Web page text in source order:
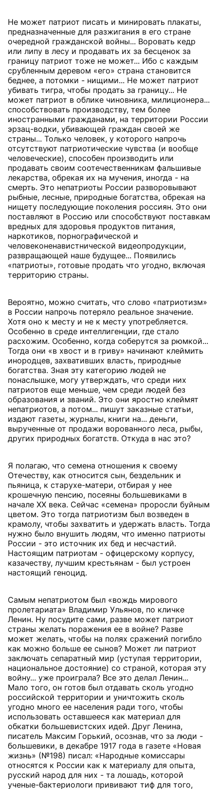
Не может патриот писать и минировать плакаты,
предназначенные для разжигания в его стране
очередной гражданской войны... Воровать кедр
или липу в лесу и продавать их за бесценок за
границу патриот тоже не может... Ибо с каждым
срубленным деревом «его» страна становится
беднее, а потомки - нищими... Не может патриот
убивать тигра, чтобы продать за границу... Не
может патриот в облике чиновника, милиционера...
способствовать производству, тем более
иностранными гражданами, на территории России
эрзац-водки, убивающей граждан своей же
страны... Только человек, у которого напрочь
отсутствуют патриотические чувства (и вообще
человеческие), способен производить или
продавать своим соотечественникам фальшивые
лекарства, обрекая их на мучения, иногда - на
смерть. Это непатриоты России разворовывают
рыбные, лесные, природные богатства, обрекая на
нищету последующие поколения россиян. Это они
поставляют в Россию или способствуют поставкам
вредных для здоровья продуктов питания,
наркотиков, порнографической и
человеконенавистнической видеопродукции,
развращающей наше будущее... Появились
«патриоты», готовые продать что угодно, включая
территорию страны.
Вероятно, можно считать, что слово «патриотизм»
в России напрочь потеряло реальное значение.
Хотя оно к месту и не к месту употребляется.
Особенно в среде интеллигенции, где стало
расхожим. Особенно, когда соберутся за рюмкой...
Тогда они «в хвост и в гриву» начинают клеймить
инородцев, захвативших власть, природные
богатства. Зная эту категорию людей не
понаслышке, могу утверждать, что среди них
патриотов еще меньше, чем среди людей без
образования и званий. Это они яростно клеймят
непатриотов, а потом... пишут заказные статьи,
издают газеты, журналы, книги на... деньги,
вырученные от продажи ворованного леса, рыбы,
других природных богатств. Откуда в нас это?
Я полагаю, что семена отношения к своему
Отечеству, как относится сын, бездельник и
пьяница, к старухе-матери, отбирая у нее
крошечную пенсию, посеяны большевиками в
начале XX века. Сейчас «семена» проросли буйным
цветом. Это тогда патриотизм был возведен в
крамолу, чтобы захватить и удержать власть. Тогда
нужно было внушить людям, что именно патриоты
России - это источник их бед и несчастий.
Настоящим патриотам - офицерскому корпусу,
казачеству, лучшим крестьянам - был устроен
настоящий геноцид.
Самым непатриотом был «вождь мирового
пролетариата» Владимир Ульянов, по кличке
Ленин. Ну посудите сами, разве может патриот
страны желать поражения ее в войне? Разве
может желать, чтобы на полях сражений погибло
как можно больше ее сынов? Может ли патриот
заключать сепаратный мир (уступая территории,
национальное достояние) со страной, которая эту
войну... уже проиграла? Все это делал Ленин...
Мало того, он готов был отдавать сколь угодно
российской территории и уничтожить сколь
угодно много ее населения ради того, чтобы
использовать оставшееся как материал для
обкатки большевистских идей. Друг Ленина,
писатель Максим Горький, осознав, что за люди -
большевики, в декабре 1917 года в газете «Новая
жизнь» (№198) писал: «Народные комиссары
относятся к России как к материалу для опыта,
русский народ для них - та лошадь, которой
ученые-бактериологи прививают тиф для того,